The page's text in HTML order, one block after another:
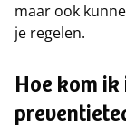
maar ook
je regelen.
Hoe kom